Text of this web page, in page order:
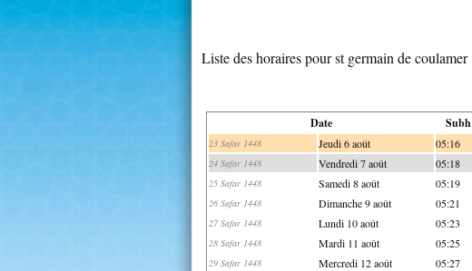
Liste des horaires pour st germain de coulamer
Date Subh
23 Safar 1448 Jeudi 6 août 05:16
24 Safar 1448 Vendredi 7 août 05:18
25 Safar 1448 Samedi 8 août 05:19
26 Safar 1448 Dimanche 9 août 05:21
27 Safar 1448 Lundi 10 août 05:23
28 Safar 1448 Mardi 11 août 05:25
29 Safar 1448 Mercredi 12 août 05:27